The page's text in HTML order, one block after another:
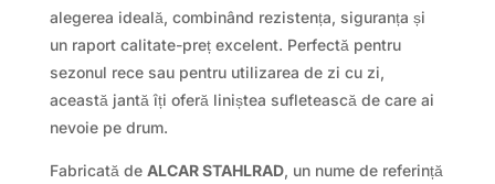
alegerea ideală, combinând rezistența, siguranța și
un raport calitate-preț excelent. Perfectă pentru
sezonul rece sau pentru utilizarea de zi cu zi,
această jantă îți oferă liniștea sufletească de care ai
nevoie pe drum.
Fabricată de ALCAR STAHLRAD, un nume de referință